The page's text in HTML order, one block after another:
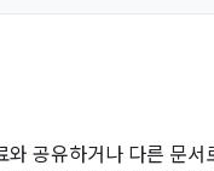
와 공유하거나 다른 문